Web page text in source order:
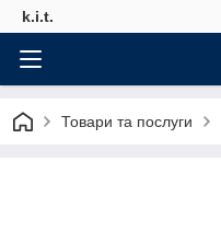
k.i.t.
Товари та послуги